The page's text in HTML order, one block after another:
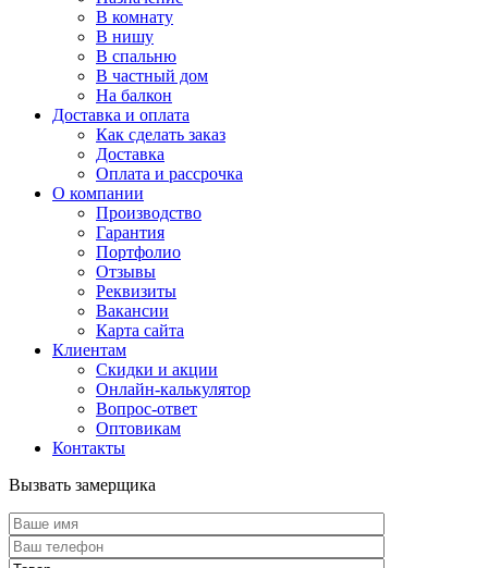
В комнату
В нишу
В спальню
В частный дом
На балкон
Доставка и оплата
Как сделать заказ
Доставка
Оплата и рассрочка
О компании
Производство
Гарантия
Портфолио
Отзывы
Реквизиты
Вакансии
Карта сайта
Клиентам
Скидки и акции
Онлайн-калькулятор
Вопрос-ответ
Оптовикам
Контакты
Вызвать замерщика